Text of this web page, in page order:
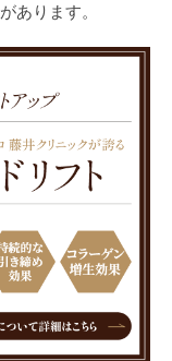
あります。